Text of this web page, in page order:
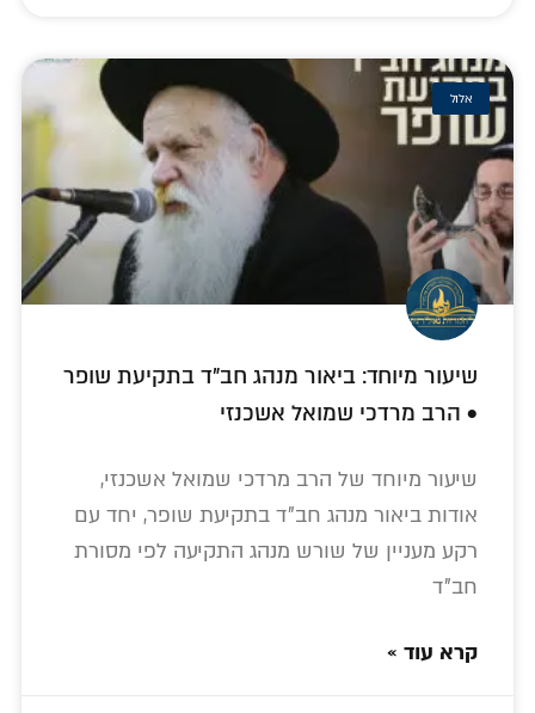
אלול
שיעור מיוחד: ביאור מנהג חב"ד בתקיעת שופר
• הרב מרדכי שמואל אשכנזי
שיעור מיוחד של הרב מרדכי שמואל אשכנזי,
אודות ביאור מנהג חב"ד בתקיעת שופר, יחד עם
רקע מעניין של שורש מנהג התקיעה לפי מסורת
חב"ד
קרא עוד »